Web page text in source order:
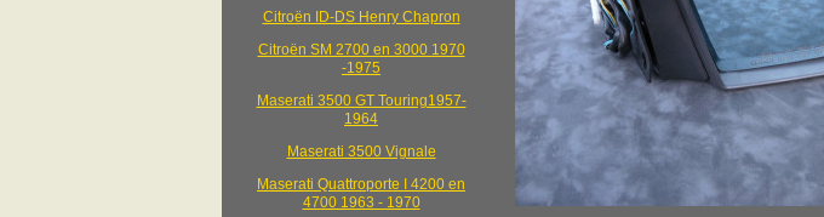
Citroën ID-DS Henry Chapron
Citroën SM 2700 en 3000 1970
-1975
Maserati 3500 GT Touring1957-
1964
Maserati 3500 Vignale
Maserati Quattroporte I 4200 en
4700 1963 - 1970